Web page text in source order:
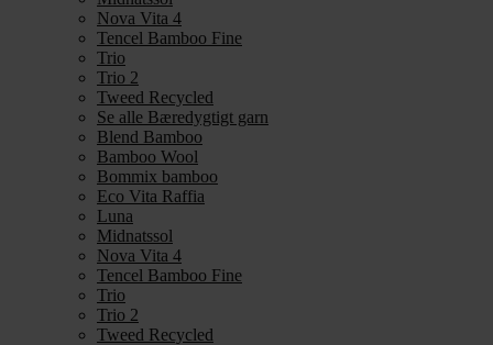
Nova Vita 4
Tencel Bamboo Fine
Trio
Trio 2
Tweed Recycled
Se alle Bæredygtigt garn
Blend Bamboo
Bamboo Wool
Bommix bamboo
Eco Vita Raffia
Luna
Midnatssol
Nova Vita 4
Tencel Bamboo Fine
Trio
Trio 2
Tweed Recycled